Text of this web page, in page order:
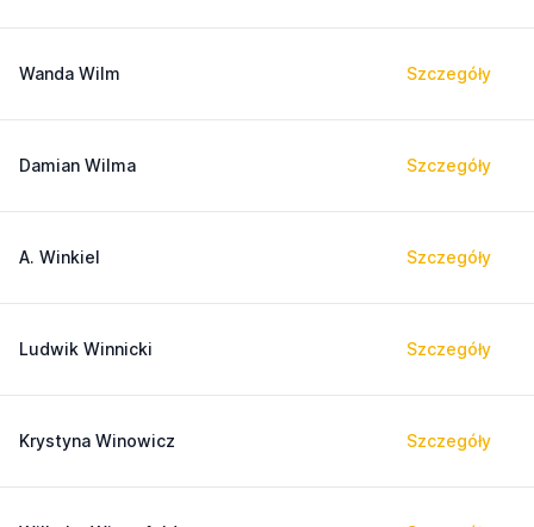
Wanda Wilm Szczegóły
Damian Wilma Szczegóły
A. Winkiel Szczegóły
Ludwik Winnicki Szczegóły
Krystyna Winowicz Szczegóły